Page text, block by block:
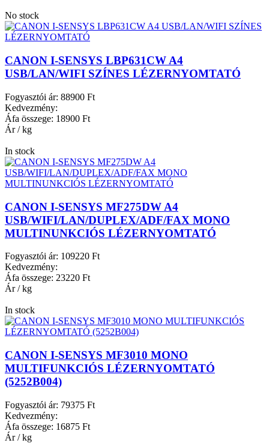
No stock
CANON I-SENSYS LBP631CW A4
USB/LAN/WIFI SZÍNES LÉZERNYOMTATÓ
Fogyasztói ár: 88900 Ft
Kedvezmény:
Áfa összege: 18900 Ft
Ár / kg
In stock
CANON I-SENSYS MF275DW A4
USB/WIFI/LAN/DUPLEX/ADF/FAX MONO
MULTINUNKCIÓS LÉZERNYOMTATÓ
Fogyasztói ár: 109220 Ft
Kedvezmény:
Áfa összege: 23220 Ft
Ár / kg
In stock
CANON I-SENSYS MF3010 MONO
MULTIFUNKCIÓS LÉZERNYOMTATÓ
(5252B004)
Fogyasztói ár: 79375 Ft
Kedvezmény:
Áfa összege: 16875 Ft
Ár / kg